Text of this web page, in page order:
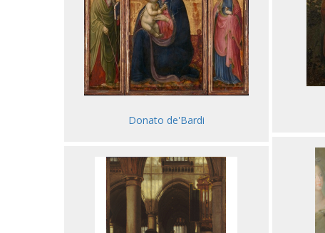
Donato de'Bardi